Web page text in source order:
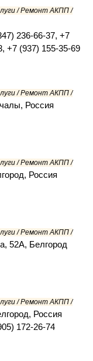
/ Ремонт АКПП /
236-66-37, +7
+7 (937) 155-35-69
/ Ремонт АКПП /
Россия
/ Ремонт АКПП /
Россия
/ Ремонт АКПП /
52А, Белгород
/ Ремонт АКПП /
Россия
172-26-74